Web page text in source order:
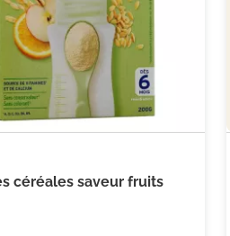
céréales saveur fruits